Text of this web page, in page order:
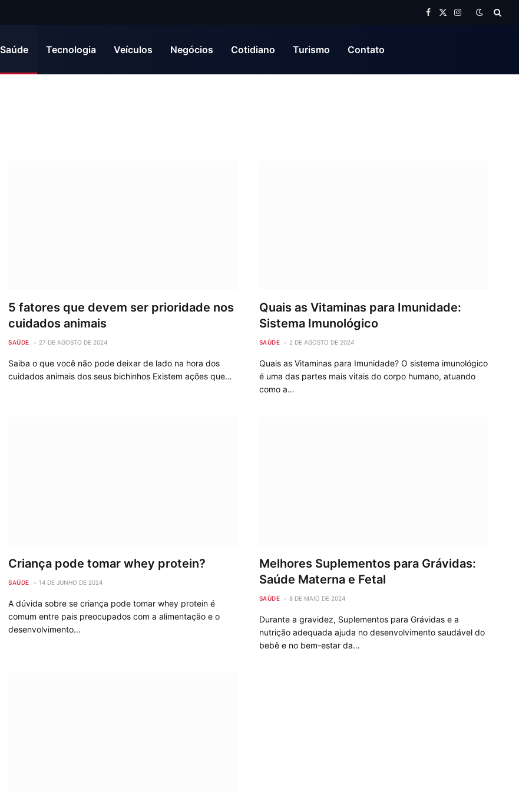
Facebook
X
Instagram
Saúde Tecnologia Veículos Negócios Cotidiano Turismo Contato
5 fatores que devem ser prioridade nos
cuidados animais
SAÚDE 27 DE AGOSTO DE 2024
Saiba o que você não pode deixar de lado na hora dos
cuidados animais dos seus bichinhos Existem ações que…
Quais as Vitaminas para Imunidade:
Sistema Imunológico
SAÚDE 2 DE AGOSTO DE 2024
Quais as Vitaminas para Imunidade? O sistema imunológico
é uma das partes mais vitais do corpo humano, atuando
como a…
Criança pode tomar whey protein?
SAÚDE 14 DE JUNHO DE 2024
A dúvida sobre se criança pode tomar whey protein é
comum entre pais preocupados com a alimentação e o
desenvolvimento…
Melhores Suplementos para Grávidas:
Saúde Materna e Fetal
SAÚDE 8 DE MAIO DE 2024
Durante a gravidez, Suplementos para Grávidas e a
nutrição adequada ajuda no desenvolvimento saudável do
bebê e no bem-estar da…